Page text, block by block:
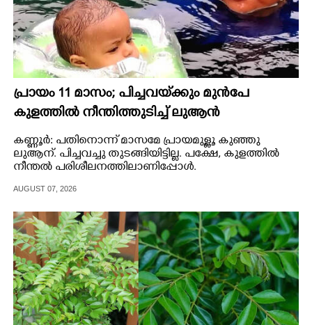
പ്രായം 11 മാസം; പിച്ചവയ്‌ക്കും മുൻപേ
കുളത്തിൽ നീന്തിത്തുടിച്ച് ലുആൻ
കണ്ണൂർ: പതിനൊന്ന് മാസമേ പ്രായമുള്ളൂ കുഞ്ഞു
ലുആന്. പിച്ചവച്ചു തുടങ്ങിയിട്ടില്ല. പക്ഷേ, കുളത്തിൽ
നീന്തൽ പരിശീലനത്തിലാണിപ്പോൾ.
AUGUST 07, 2026